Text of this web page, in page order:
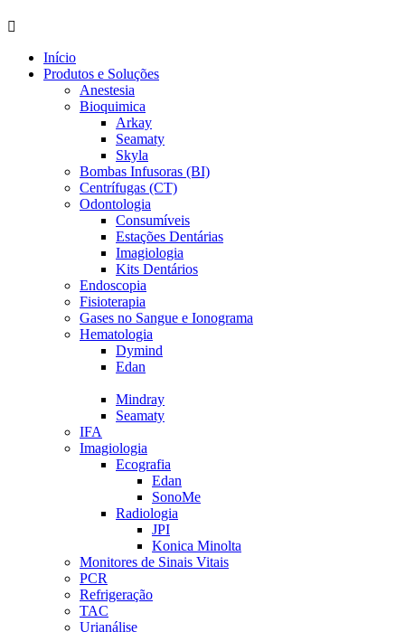
Início
Produtos e Soluções
Anestesia
Bioquimica
Arkay
Seamaty
Skyla
Bombas Infusoras (BI)
Centrífugas (CT)
Odontologia
Consumíveis
Estações Dentárias
Imagiologia
Kits Dentários
Endoscopia
Fisioterapia
Gases no Sangue e Ionograma
Hematologia
Dymind
Edan
Mindray
Seamaty
IFA
Imagiologia
Ecografia
Edan
SonoMe
Radiologia
JPI
Konica Minolta
Monitores de Sinais Vitais
PCR
Refrigeração
TAC
Urianálise